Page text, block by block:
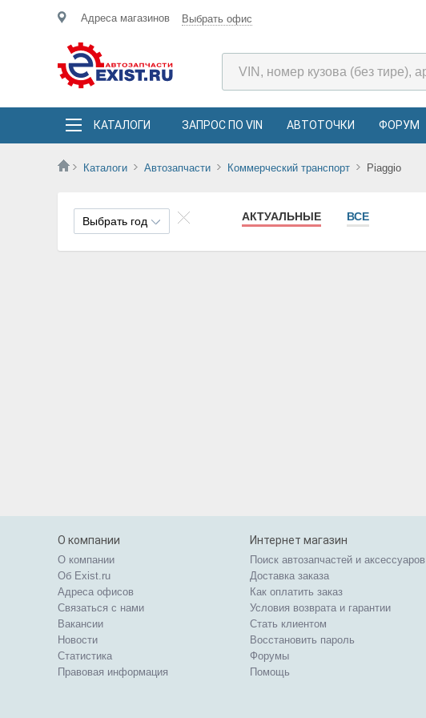
Адреса магазинов Выбрать офис
КАТАЛОГИ ЗАПРОС ПО VIN АВТОТОЧКИ ФОРУМ
Каталоги Автозапчасти Коммерческий транспорт Piaggio
Выбрать год АКТУАЛЬНЫЕ ВСЕ
О компании
О компании
Об Exist.ru
Адреса офисов
Связаться с нами
Вакансии
Новости
Статистика
Правовая информация
Интернет магазин
Поиск автозапчастей и аксессуаров
Доставка заказа
Как оплатить заказ
Условия возврата и гарантии
Стать клиентом
Восстановить пароль
Форумы
Помощь